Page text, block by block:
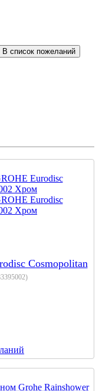
Cosmopolitan
)